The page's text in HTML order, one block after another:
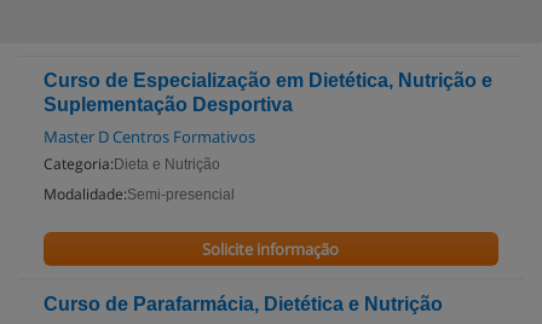
Curso de Especialização em Dietética, Nutrição e
Suplementação Desportiva
Master D Centros Formativos
Categoria: Dieta e Nutrição
Modalidade:Semi-presencial
Solicite informação
Curso de Parafarmácia, Dietética e Nutrição